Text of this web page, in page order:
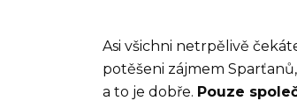
Asi všichni netrpělivě
potěšeni zájmem
a to je dobře. Pouze